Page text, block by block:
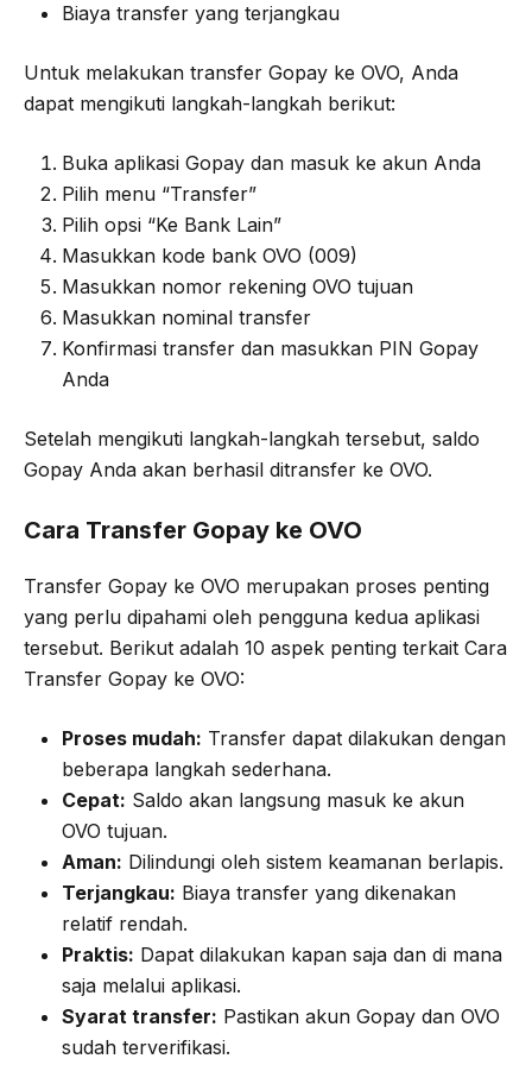
Biaya transfer yang terjangkau
Untuk melakukan transfer Gopay ke OVO, Anda
dapat mengikuti langkah-langkah berikut:
Buka aplikasi Gopay dan masuk ke akun Anda
Pilih menu “Transfer”
Pilih opsi “Ke Bank Lain”
Masukkan kode bank OVO (009)
Masukkan nomor rekening OVO tujuan
Masukkan nominal transfer
Konfirmasi transfer dan masukkan PIN Gopay
Anda
Setelah mengikuti langkah-langkah tersebut, saldo
Gopay Anda akan berhasil ditransfer ke OVO.
Cara Transfer Gopay ke OVO
Transfer Gopay ke OVO merupakan proses penting
yang perlu dipahami oleh pengguna kedua aplikasi
tersebut. Berikut adalah 10 aspek penting terkait Cara
Transfer Gopay ke OVO:
Proses mudah: Transfer dapat dilakukan dengan
beberapa langkah sederhana.
Cepat: Saldo akan langsung masuk ke akun
OVO tujuan.
Aman: Dilindungi oleh sistem keamanan berlapis.
Terjangkau: Biaya transfer yang dikenakan
relatif rendah.
Praktis: Dapat dilakukan kapan saja dan di mana
saja melalui aplikasi.
Syarat transfer: Pastikan akun Gopay dan OVO
sudah terverifikasi.